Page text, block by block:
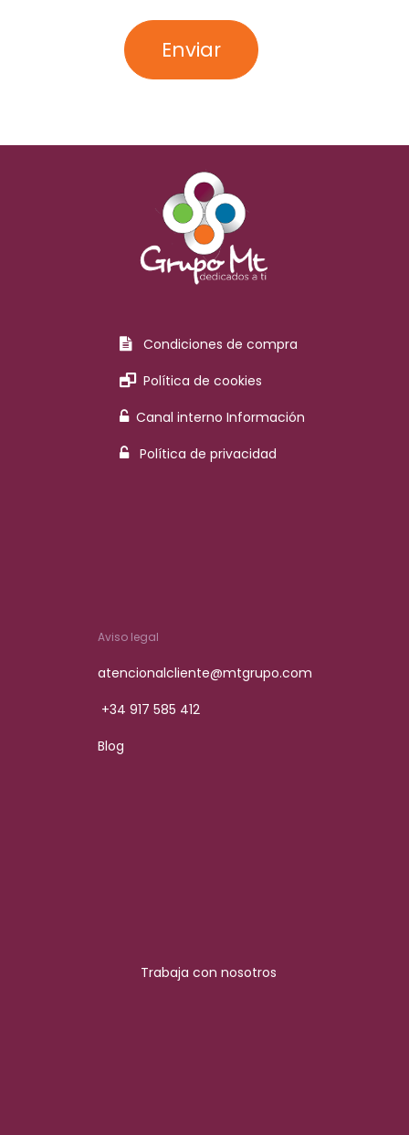
Enviar
Condiciones de compra
Política de cookies
Canal interno Información
Política de privacidad
Aviso legal
atencionalcliente@mtgrupo.com
+34 917 585 412
Blog
Trabaja con nosotros